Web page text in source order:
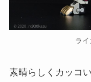
ライ
素晴らしくカッコ